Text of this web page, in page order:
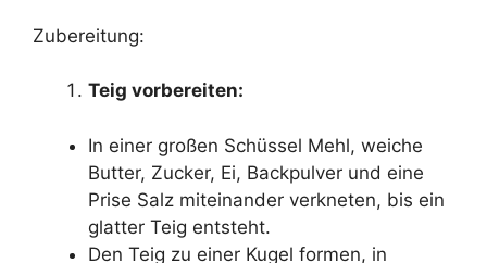
Zubereitung:
Teig vorbereiten:
In einer großen Schüssel Mehl, weiche
Butter, Zucker, Ei, Backpulver und eine
Prise Salz miteinander verkneten, bis ein
glatter Teig entsteht.
Den Teig zu einer Kugel formen, in